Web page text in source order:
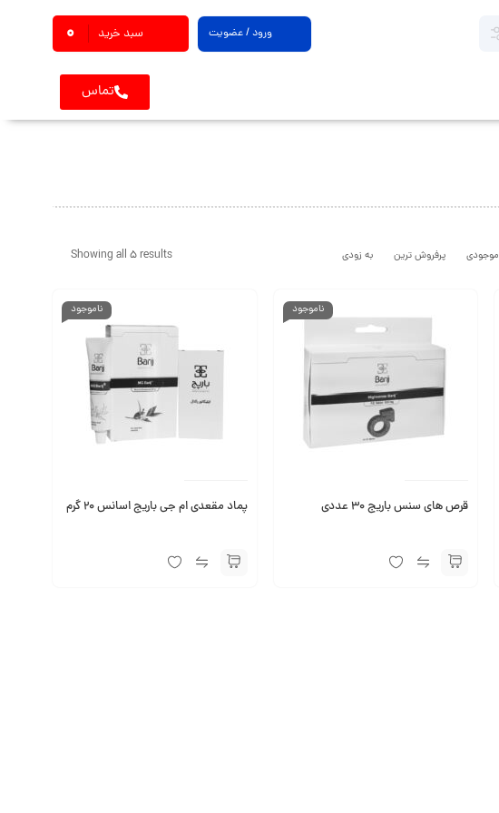
ورود / عضویت سبد خرید 0
تماس
Showing all 5 results موجودی پرفروش ترین به زودی
ناموجود
قرص های سنس باریج 30 عددی
ناموجود
پماد مقعدی ام جی باریج اسانس 20 گرم